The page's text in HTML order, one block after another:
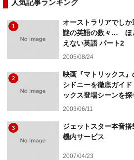
人気記事ランキング
1
オーストラリアでしか
謎の英語の数々… ほ
えない英語 パート2
2005/08/24
2
映画『マトリックス』
シドニーを徹底ガイ
ックス登場シーンを探
2003/06/11
3
ジェットスター本音
機内サービス
2007/04/23